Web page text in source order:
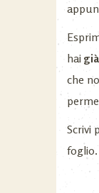
hai già
che
Scrivi
foglio.